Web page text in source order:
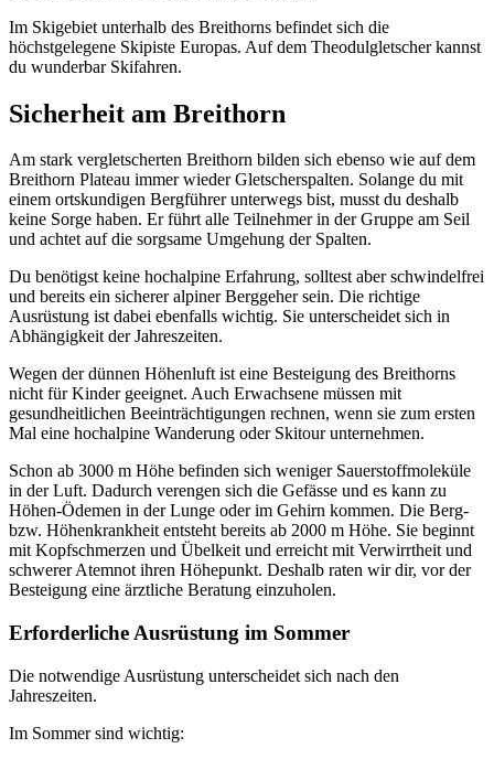
Im Skigebiet unterhalb des Breithorns befindet sich die
höchstgelegene Skipiste Europas. Auf dem Theodulgletscher kannst
du wunderbar Skifahren.
Sicherheit am Breithorn
Am stark vergletscherten Breithorn bilden sich ebenso wie auf dem
Breithorn Plateau immer wieder Gletscherspalten. Solange du mit
einem ortskundigen Bergführer unterwegs bist, musst du deshalb
keine Sorge haben. Er führt alle Teilnehmer in der Gruppe am Seil
und achtet auf die sorgsame Umgehung der Spalten.
Du benötigst keine hochalpine Erfahrung, solltest aber schwindelfrei
und bereits ein sicherer alpiner Berggeher sein. Die richtige
Ausrüstung ist dabei ebenfalls wichtig. Sie unterscheidet sich in
Abhängigkeit der Jahreszeiten.
Wegen der dünnen Höhenluft ist eine Besteigung des Breithorns
nicht für Kinder geeignet. Auch Erwachsene müssen mit
gesundheitlichen Beeinträchtigungen rechnen, wenn sie zum ersten
Mal eine hochalpine Wanderung oder Skitour unternehmen.
Schon ab 3000 m Höhe befinden sich weniger Sauerstoffmoleküle
in der Luft. Dadurch verengen sich die Gefässe und es kann zu
Höhen-Ödemen in der Lunge oder im Gehirn kommen. Die Berg-
bzw. Höhenkrankheit entsteht bereits ab 2000 m Höhe. Sie beginnt
mit Kopfschmerzen und Übelkeit und erreicht mit Verwirrtheit und
schwerer Atemnot ihren Höhepunkt. Deshalb raten wir dir, vor der
Besteigung eine ärztliche Beratung einzuholen.
Erforderliche Ausrüstung im Sommer
Die notwendige Ausrüstung unterscheidet sich nach den
Jahreszeiten.
Im Sommer sind wichtig: